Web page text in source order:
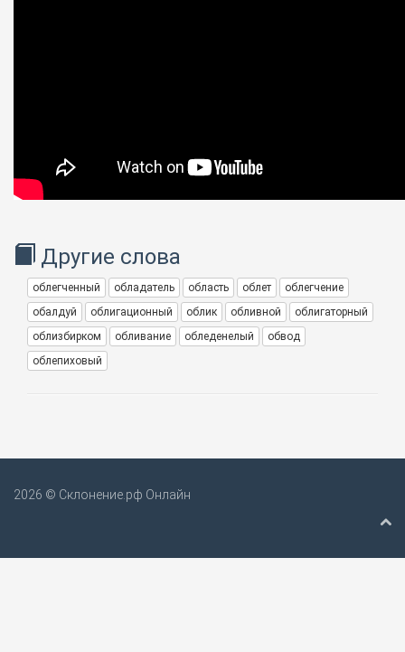
Другие слова
облегченный обладатель область облет
облегчение
обалдуй
облигационный облик обливной
облигаторный
облизбирком
обливание обледенелый
обвод
облепиховый
2026 © Склонение.рф Онлайн